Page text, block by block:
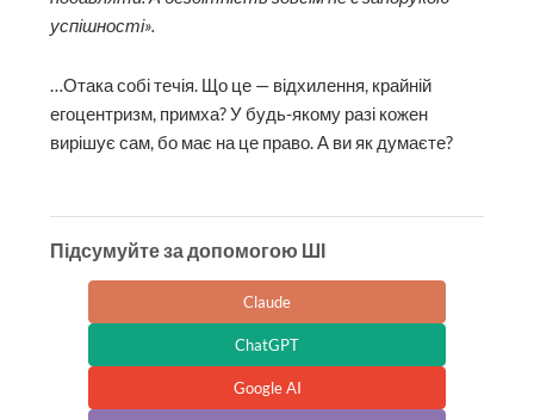
успішності».
…Отака собі течія. Що це — відхилення, крайній
егоцентризм, примха? У будь-якому разі кожен
вирішує сам, бо має на це право. А ви як думаєте?
Підсумуйте за допомогою ШІ
Claude
ChatGPT
Google AI